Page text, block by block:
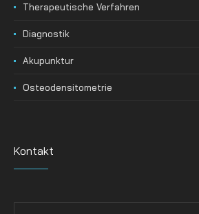
Therapeutische Verfahren
Diagnostik
Akupunktur
Osteodensitometrie
Kontakt